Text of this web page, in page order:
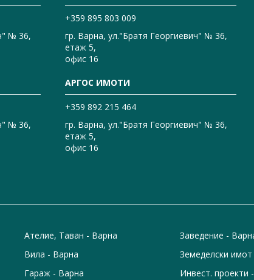
№ 36,
+359 895 803 009
гр. Варна, ул."Братя Георгиевич" № 36,
етаж 5,
офис 16
№ 36,
АРГОС ИМОТИ
+359 892 215 464
гр. Варна, ул."Братя Георгиевич" № 36,
етаж 5,
офис 16
Ателие, Таван - Варна
Вила - Варна
Гараж - Варна
Заведение -
Земеделски
Инвест. проекти